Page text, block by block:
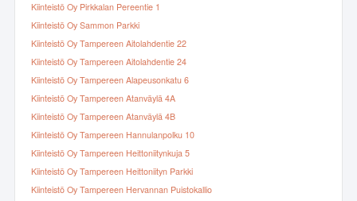
Kiinteistö Oy Pirkkalan Pereentie 1
Kiinteistö Oy Sammon Parkki
Kiinteistö Oy Tampereen Aitolahdentie 22
Kiinteistö Oy Tampereen Aitolahdentie 24
Kiinteistö Oy Tampereen Alapeusonkatu 6
Kiinteistö Oy Tampereen Atanväylä 4A
Kiinteistö Oy Tampereen Atanväylä 4B
Kiinteistö Oy Tampereen Hannulanpolku 10
Kiinteistö Oy Tampereen Heittoniitynkuja 5
Kiinteistö Oy Tampereen Heittoniityn Parkki
Kiinteistö Oy Tampereen Hervannan Puistokallio